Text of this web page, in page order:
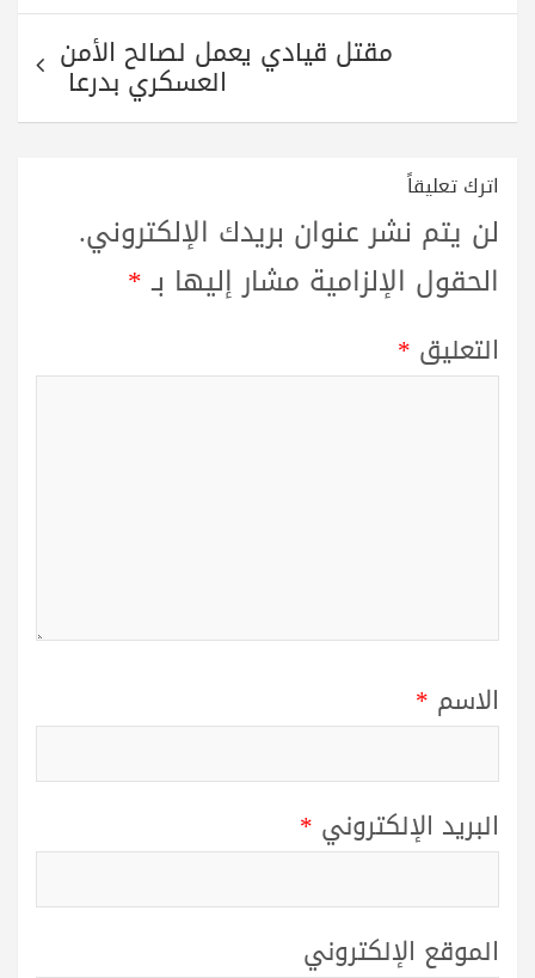
مقتل قيادي يعمل لصالح الأمن
العسكري بدرعا
اترك تعليقاً
لن يتم نشر عنوان بريدك الإلكتروني.
الحقول الإلزامية مشار إليها بـ*
التعليق *
الاسم *
البريد الإلكتروني *
الموقع الإلكتروني